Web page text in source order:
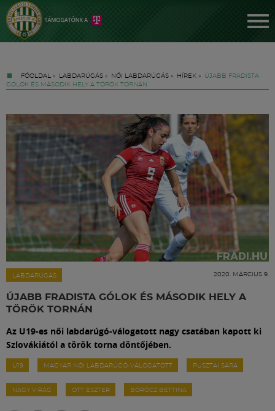
FŐOLDAL » LABDARÚGÁS » NŐI LABDARÚGÁS » HÍREK »
ÚJABB FRADISTA
GÓLOK ÉS MÁSODIK HELY A TÖRÖK TORNÁN
LABDARÚGÁS 2020. MÁRCIUS 9.
ÚJABB FRADISTA GÓLOK ÉS MÁSODIK HELY A
TÖRÖK TORNÁN
Az U19-es női labdarúgó-válogatott nagy csatában kapott ki
Szlovákiától a török torna döntőjében.
U19 MAGYAR NŐI LABDARÚGÓ-VÁLOGATOTT PUSZTAI SÁRA
NAGY VIRÁG OTT ESZTER BÖRÖCZ BETTINA
Jegyek
FM YouTube +
Hírek
Labdarúgás
Meccscenter
Klub